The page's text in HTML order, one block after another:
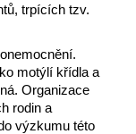
trpících tzv.
motýlí křídla a
Organizace
rodin a
výzkumu této